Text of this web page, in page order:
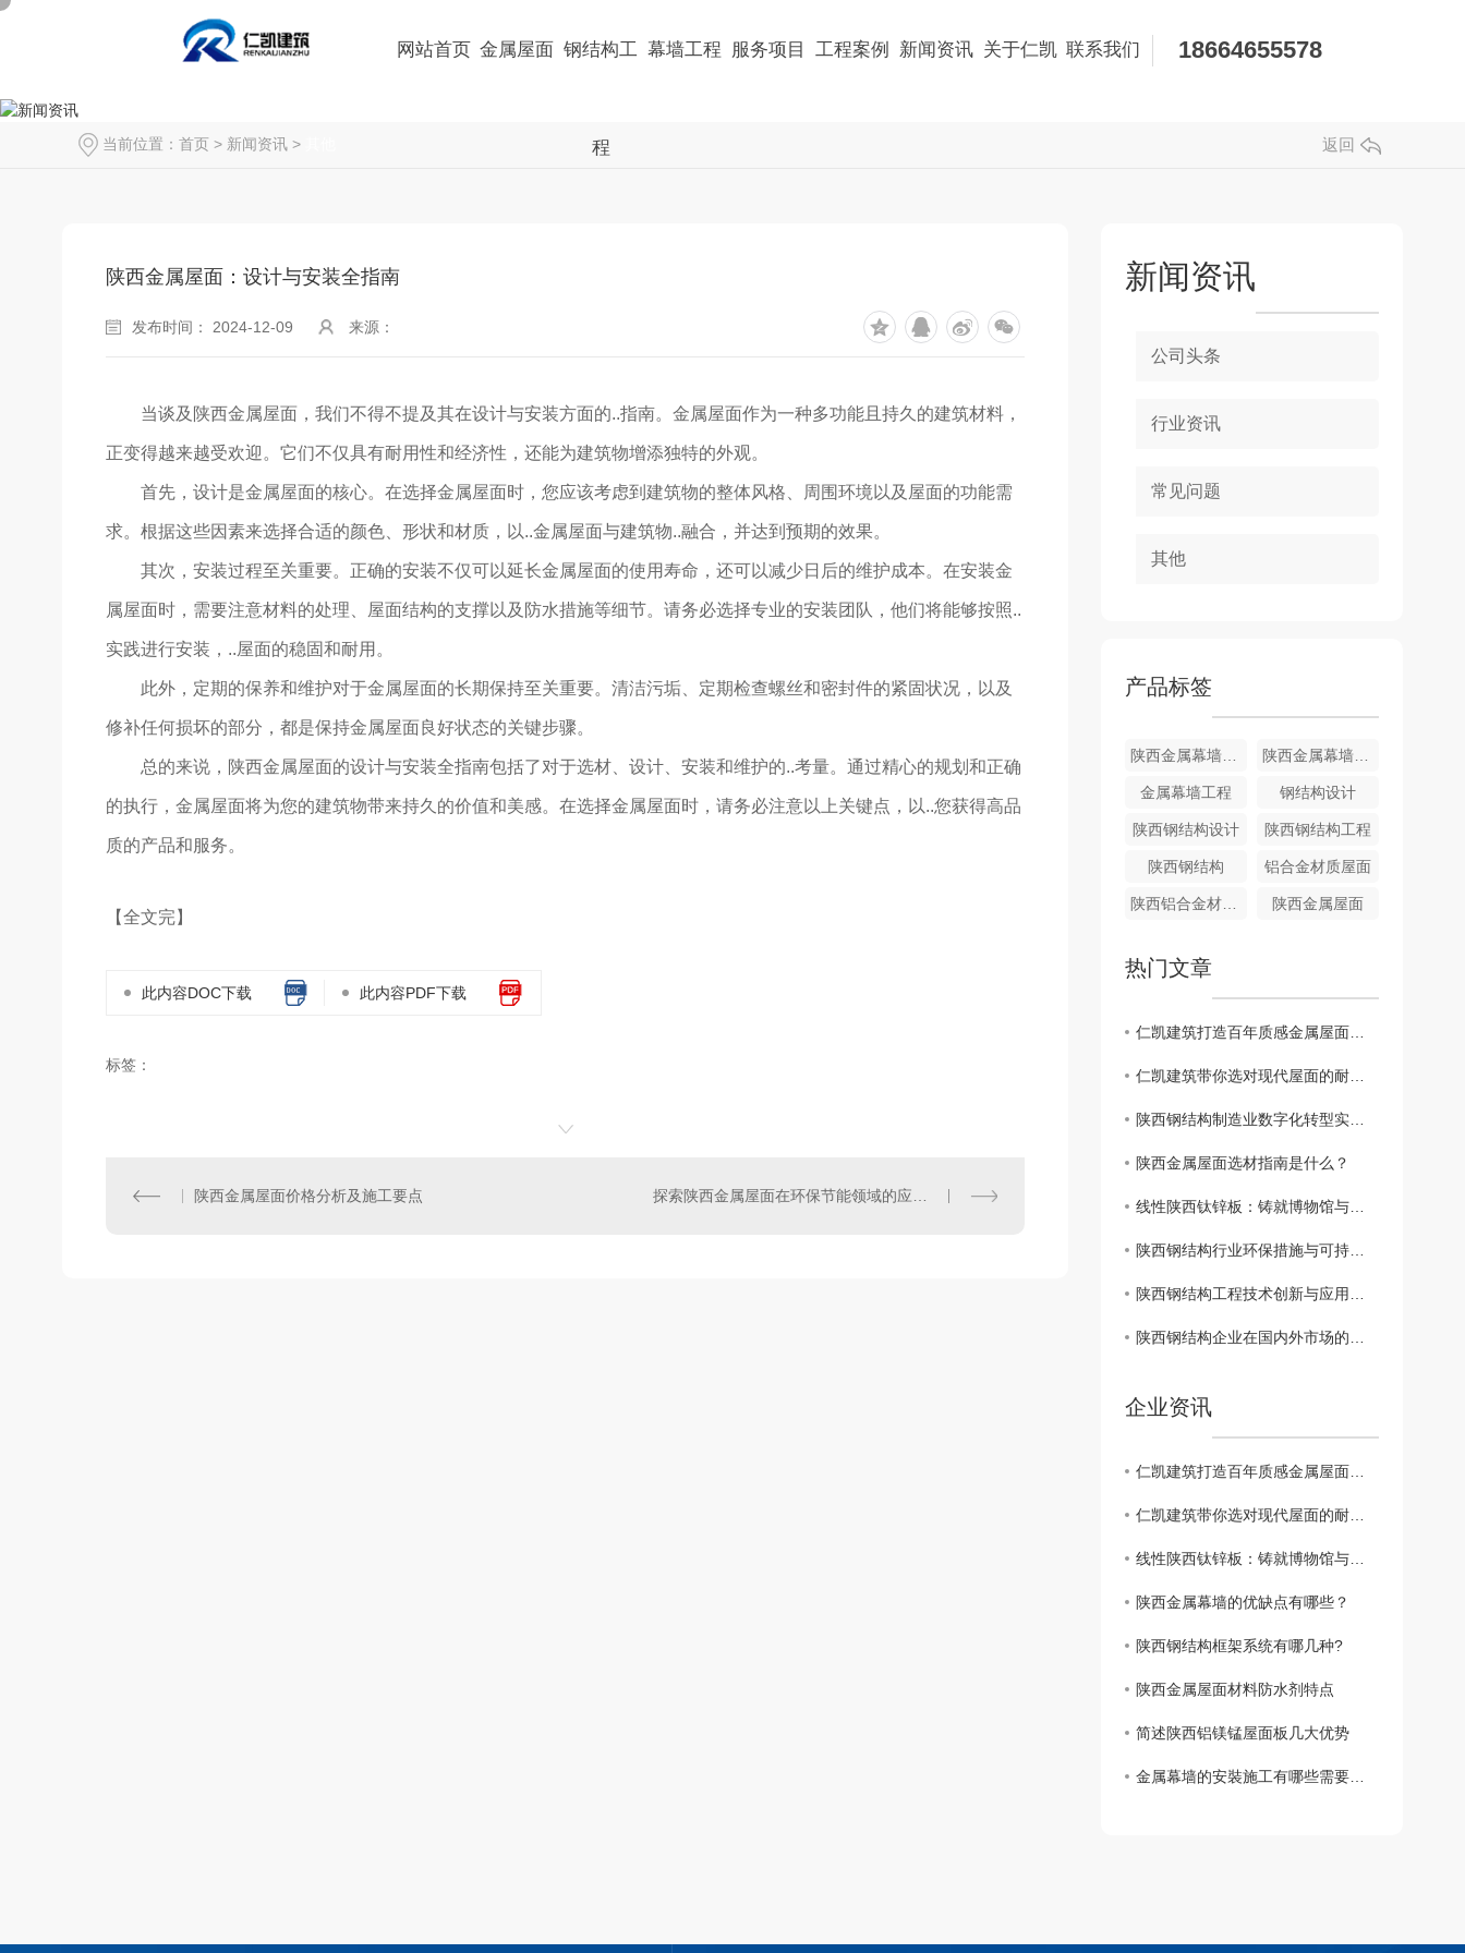
网站首页 金属屋面 钢结构工
程
幕墙工程 服务项目 工程案例 新闻资讯 关于仁凯 联系我们 18664655578
当前位置： 首页 > 新闻资讯 > 返回
陕西金属屋面：设计与安装全指南
发布时间： 2024-12-09 来源：
当谈及陕西金属屋面，我们不得不提及其在设计与安装方面的..指南。金属屋面作为一种多功能且持久的建筑材料，
正变得越来越受欢迎。它们不仅具有耐用性和经济性，还能为建筑物增添独特的外观。
首先，设计是金属屋面的核心。在选择金属屋面时，您应该考虑到建筑物的整体风格、周围环境以及屋面的功能需
求。根据这些因素来选择合适的颜色、形状和材质，以..金属屋面与建筑物..融合，并达到预期的效果。
其次，安装过程至关重要。正确的安装不仅可以延长金属屋面的使用寿命，还可以减少日后的维护成本。在安装金
属屋面时，需要注意材料的处理、屋面结构的支撑以及防水措施等细节。请务必选择专业的安装团队，他们将能够按照..
实践进行安装，..屋面的稳固和耐用。
此外，定期的保养和维护对于金属屋面的长期保持至关重要。清洁污垢、定期检查螺丝和密封件的紧固状况，以及
修补任何损坏的部分，都是保持金属屋面良好状态的关键步骤。
总的来说，陕西金属屋面的设计与安装全指南包括了对于选材、设计、安装和维护的..考量。通过精心的规划和正确
的执行，金属屋面将为您的建筑物带来持久的价值和美感。在选择金属屋面时，请务必注意以上关键点，以..您获得高品
质的产品和服务。
【全文完】
此内容DOC下载 此内容PDF下载
标签：
陕西金属屋面价格分析及施工要点 探索陕西金属屋面在环保节能领域的应用前景
新闻资讯
公司头条
行业资讯
常见问题
其他
产品标签
陕西金属幕墙施工 陕西金属幕墙设计
金属幕墙工程 钢结构设计
陕西钢结构设计 陕西钢结构工程
陕西钢结构 铝合金材质屋面
陕西铝合金材屋面 陕西金属屋面
热门文章
仁凯建筑打造百年质感金属屋面的本土之选
仁凯建筑带你选对现代屋面的耐用之选
陕西钢结构制造业数字化转型实践与成果分享
陕西金属屋面选材指南是什么？
线性陕西钛锌板：铸就博物馆与文旅地标建筑的“百年肌理”
陕西钢结构行业环保措施与可持续发展策略研究
陕西钢结构工程技术创新与应用案例解析
陕西钢结构企业在国内外市场的竞争优势探究
企业资讯
仁凯建筑打造百年质感金属屋面的本土之选
仁凯建筑带你选对现代屋面的耐用之选
线性陕西钛锌板：铸就博物馆与文旅地标建筑的“百年肌理”
陕西金属幕墙的优缺点有哪些？
陕西钢结构框架系统有哪几种?
陕西金属屋面材料防水剂特点
简述陕西铝镁锰屋面板几大优势
金属幕墙的安裝施工有哪些需要注意的?